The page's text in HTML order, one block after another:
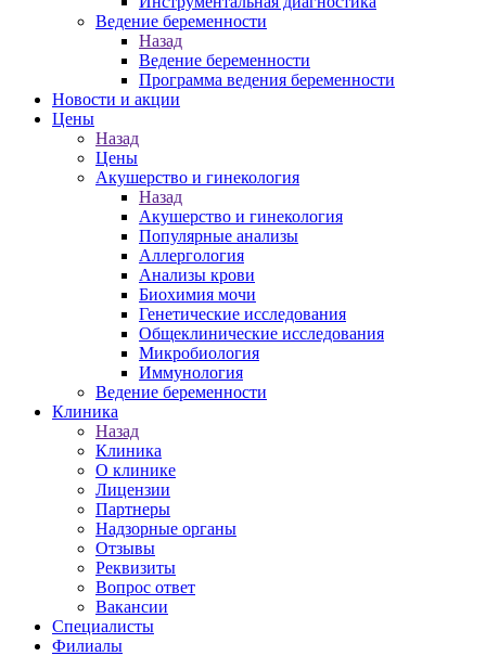
Ведение беременности
Назад
Ведение беременности
Программа ведения беременности
Новости и акции
Цены
Назад
Цены
Акушерство и гинекология
Назад
Акушерство и гинекология
Популярные анализы
Аллергология
Анализы крови
Биохимия мочи
Генетические исследования
Общеклинические исследования
Микробиология
Иммунология
Ведение беременности
Клиника
Назад
Клиника
О клинике
Лицензии
Партнеры
Надзорные органы
Отзывы
Реквизиты
Вопрос ответ
Вакансии
Специалисты
Филиалы